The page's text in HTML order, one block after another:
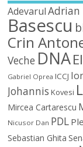
Adevarul Adrian
Basescu
Crin
Veche DNA
Gabriel Oprea ICCJ
Johannis Kovesi
Mircea Cartarescu
Nicusor Dan PDL
Sebastian Ghita